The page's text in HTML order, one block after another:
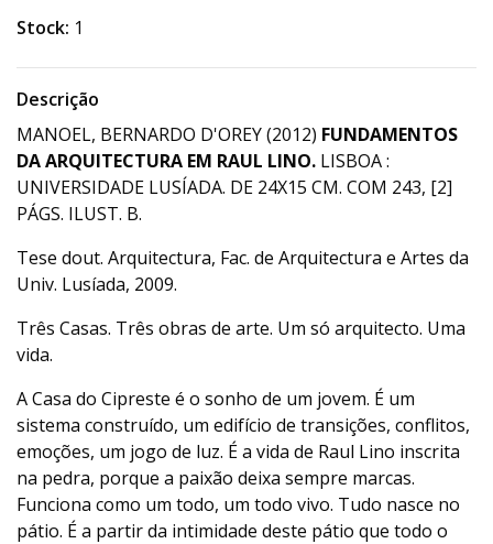
Stock: 1
Descrição
MANOEL, BERNARDO D'OREY (2012) FUNDAMENTOS
DA ARQUITECTURA EM RAUL LINO. LISBOA :
UNIVERSIDADE LUSÍADA. DE 24X15 CM. COM 243, [2]
PÁGS. ILUST. B.
Tese dout. Arquitectura, Fac. de Arquitectura e Artes da
Univ. Lusíada, 2009.
Três Casas. Três obras de arte. Um só arquitecto. Uma
vida.
A Casa do Cipreste é o sonho de um jovem. É um
sistema construído, um edifício de transições, conflitos,
emoções, um jogo de luz. É a vida de Raul Lino inscrita
na pedra, porque a paixão deixa sempre marcas.
Funciona como um todo, um todo vivo. Tudo nasce no
pátio. É a partir da intimidade deste pátio que todo o